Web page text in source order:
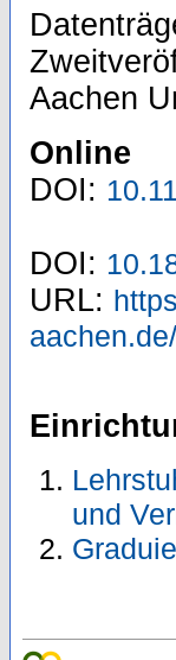
Aachen
Online
DOI:
DOI:
URL:
und